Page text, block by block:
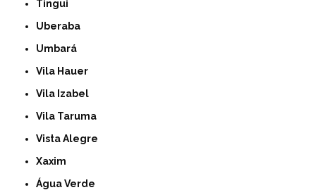
Tingui
Uberaba
Umbará
Vila Hauer
Vila Izabel
Vila Taruma
Vista Alegre
Xaxim
Água Verde